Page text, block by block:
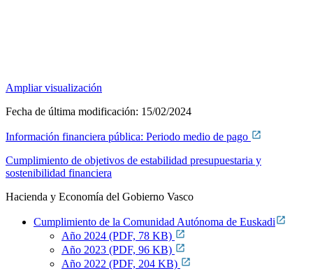
Ampliar visualización
Fecha de última modificación: 15/02/2024
Información financiera pública: Periodo medio de pago
Cumplimiento de objetivos de estabilidad presupuestaria y
sostenibilidad financiera
Hacienda y Economía del Gobierno Vasco
Cumplimiento de la Comunidad Autónoma de Euskadi
Año 2024 (PDF, 78 KB)
Año 2023 (PDF, 96 KB)
Año 2022 (PDF, 204 KB)